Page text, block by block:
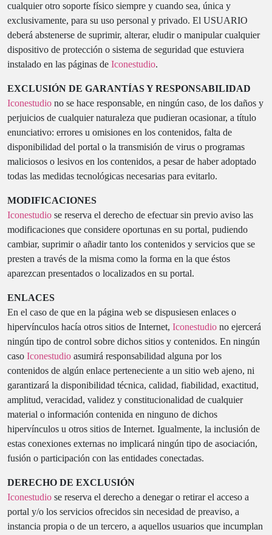
cualquier otro soporte físico siempre y cuando sea, única y
exclusivamente, para su uso personal y privado. El USUARIO
deberá abstenerse de suprimir, alterar, eludir o manipular cualquier
dispositivo de protección o sistema de seguridad que estuviera
instalado en las páginas de Iconestudio.
EXCLUSIÓN DE GARANTÍAS Y RESPONSABILIDAD
Iconestudio no se hace responsable, en ningún caso, de los daños y
perjuicios de cualquier naturaleza que pudieran ocasionar, a título
enunciativo: errores u omisiones en los contenidos, falta de
disponibilidad del portal o la transmisión de virus o programas
maliciosos o lesivos en los contenidos, a pesar de haber adoptado
todas las medidas tecnológicas necesarias para evitarlo.
MODIFICACIONES
Iconestudio se reserva el derecho de efectuar sin previo aviso las
modificaciones que considere oportunas en su portal, pudiendo
cambiar, suprimir o añadir tanto los contenidos y servicios que se
presten a través de la misma como la forma en la que éstos
aparezcan presentados o localizados en su portal.
ENLACES
En el caso de que en la página web se dispusiesen enlaces o
hipervínculos hacía otros sitios de Internet, Iconestudio no ejercerá
ningún tipo de control sobre dichos sitios y contenidos. En ningún
caso Iconestudio asumirá responsabilidad alguna por los
contenidos de algún enlace perteneciente a un sitio web ajeno, ni
garantizará la disponibilidad técnica, calidad, fiabilidad, exactitud,
amplitud, veracidad, validez y constitucionalidad de cualquier
material o información contenida en ninguno de dichos
hipervínculos u otros sitios de Internet. Igualmente, la inclusión de
estas conexiones externas no implicará ningún tipo de asociación,
fusión o participación con las entidades conectadas.
DERECHO DE EXCLUSIÓN
Iconestudio se reserva el derecho a denegar o retirar el acceso a
portal y/o los servicios ofrecidos sin necesidad de preaviso, a
instancia propia o de un tercero, a aquellos usuarios que incumplan